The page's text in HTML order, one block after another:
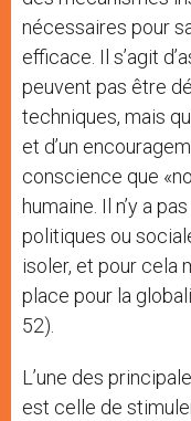
nécessaires pour
efficace. Il s’agit
peuvent pas être
techniques, mais
et d’un
conscience que
humaine. Il n’y a
politiques ou
isoler, et pour cela
place pour la
52).
L’une des
est celle de